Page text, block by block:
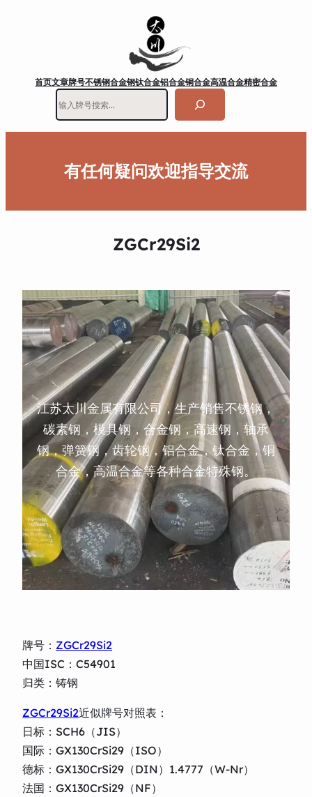
首页文章牌号不锈钢合金钢钛合金铝合金铜合金高温合金精密合金
有任何疑问欢迎指导交流
ZGCr29Si2
江苏太川金属有限公司，生产销售不锈钢，
碳素钢，模具钢，合金钢，高速钢，轴承
钢，弹簧钢，齿轮钢，铝合金，钛合金，铜
合金，高温合金等各种合金特殊钢。
牌号： ZGCr29Si2
中国ISC：C54901
归类：铸钢
ZGCr29Si2近似牌号对照表：
日标：SCH6（JIS）
国际：GX130CrSi29（ISO）
德标：GX130CrSi29（DIN）1.4777（W-Nr）
法国：GX130CrSi29（NF）